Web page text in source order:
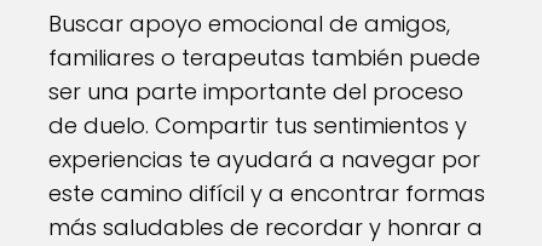
Buscar apoyo emocional de amigos,
familiares o terapeutas también puede
ser una parte importante del proceso
de duelo. Compartir tus sentimientos y
experiencias te ayudará a navegar por
este camino difícil y a encontrar formas
más saludables de recordar y honrar a